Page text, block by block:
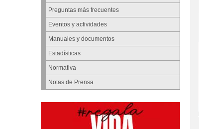
Preguntas más frecuentes
Eventos y actividades
Manuales y documentos
Estadísticas
Normativa
Notas de Prensa